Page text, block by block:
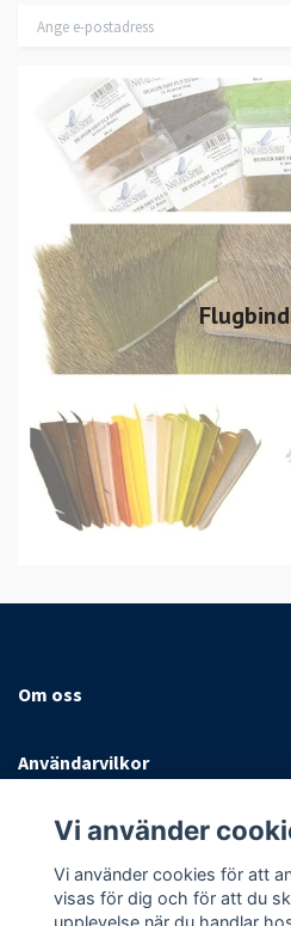
Om oss
Användarvilkor
Sociala medier
Vi använder
Vi använder cookies för att
visas för dig och för att du
upplevelse när du handlar